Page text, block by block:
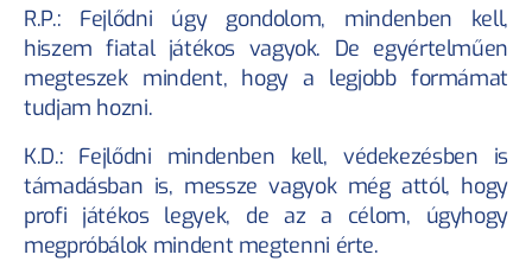
R.P.: Fejlődni úgy gondolom, mindenben kell,
hiszem fiatal játékos vagyok. De egyértelműen
megteszek mindent, hogy a legjobb formámat
tudjam hozni.
K.D.: Fejlődni mindenben kell, védekezésben is
támadásban is, messze vagyok még attól, hogy
profi játékos legyek, de az a célom, úgyhogy
megpróbálok mindent megtenni érte.